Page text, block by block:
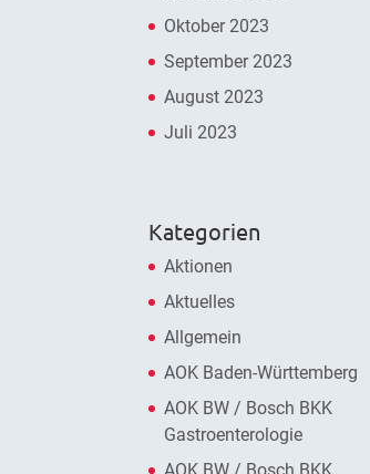
Oktober 2023
September 2023
August 2023
Juli 2023
Kategorien
Aktionen
Aktuelles
Allgemein
AOK Baden-Württemberg
AOK BW / Bosch BKK
Gastroenterologie